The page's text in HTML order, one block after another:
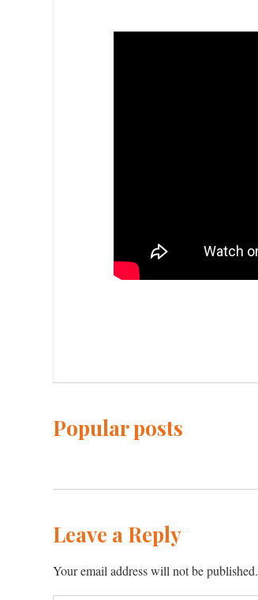
Popular posts
Leave a Reply
Your email address will not be published.